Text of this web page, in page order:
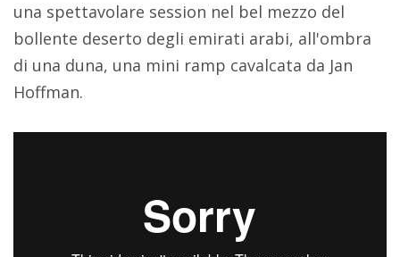
una spettavolare session nel bel mezzo del
bollente deserto degli emirati arabi, all'ombra
di una duna, una mini ramp cavalcata da Jan
Hoffman.